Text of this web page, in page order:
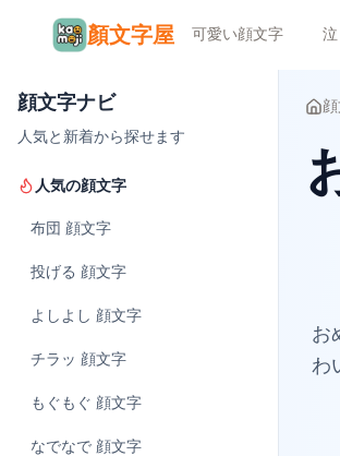
顏文字屋 可愛い顔文字
顔文字ナビ
人気と新着から探せます
人気の顔文字
布団 顔文字
投げる 顔文字
よしよし 顔文字
チラッ 顔文字
もぐもぐ 顔文字
なでなで 顔文字
お
わ